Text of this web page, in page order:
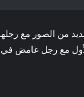
من الصور مع